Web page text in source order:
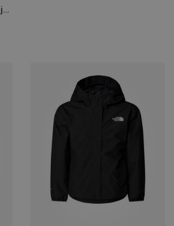
CMP | Hardshelljacken & Regenjacken